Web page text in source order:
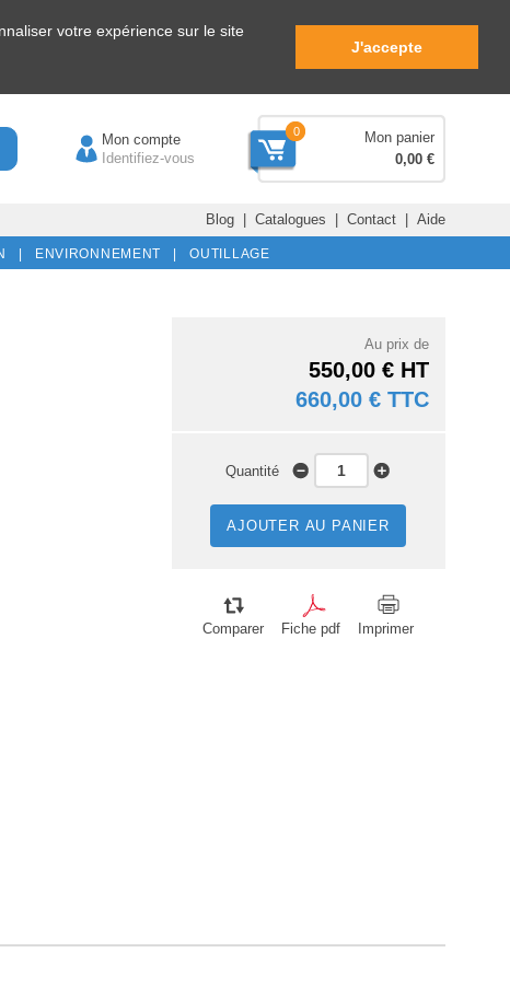
votre expérience sur le site
J'accepte
Mon compte
Identifiez-vous
0
Mon panier
0,00 €
Blog| Catalogues | Contact| Aide
| ENVIRONNEMENT | OUTILLAGE
Au prix de
550,00 € HT
660,00 € TTC
Quantité
AJOUTER AU PANIER
Comparer Fiche pdf Imprimer